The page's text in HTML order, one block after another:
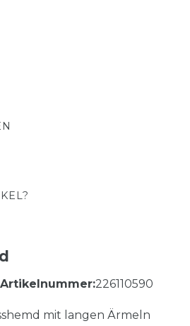
Artikelnummer:226110590
mit langen Ärmeln